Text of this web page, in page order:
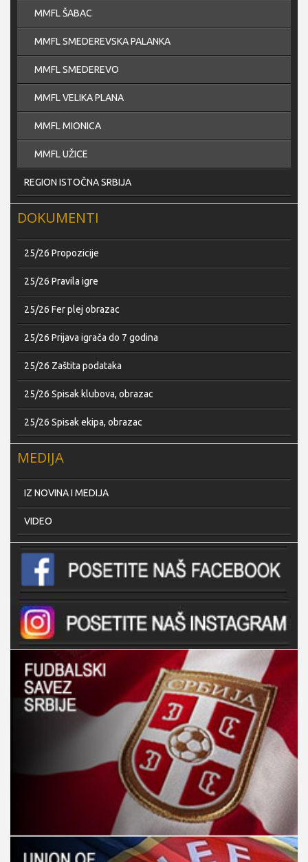
MMFL ŠABAC
MMFL SMEDEREVSKA PALANKA
MMFL SMEDEREVO
MMFL VELIKA PLANA
MMFL MIONICA
MMFL UŽICE
REGION ISTOČNA SRBIJA
DOKUMENTI
25/26 Propozicije
25/26 Pravila igre
25/26 Fer plej obrazac
25/26 Prijava igrača do 7 godina
25/26 Zaštita podataka
25/26 Spisak klubova, obrazac
25/26 Spisak ekipa, obrazac
MEDIJA
IZ NOVINA I MEDIJA
VIDEO